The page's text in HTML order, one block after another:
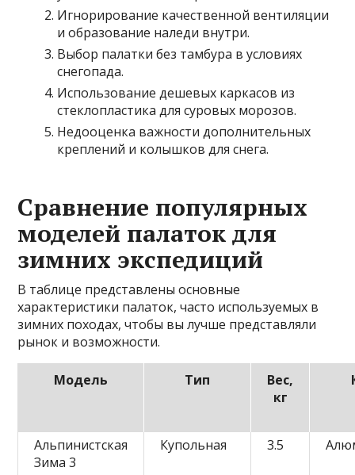
Игнорирование качественной вентиляции
и образование наледи внутри.
Выбор палатки без тамбура в условиях
снегопада.
Использование дешевых каркасов из
стеклопластика для суровых морозов.
Недооценка важности дополнительных
креплений и колышков для снега.
Сравнение популярных
моделей палаток для
зимних экспедиций
В таблице представлены основные
характеристики палаток, часто используемых в
зимних походах, чтобы вы лучше представляли
рынок и возможности.
Модель Тип
Вес,
кг
Альпинистская
Зима 3
Купольная 3.5